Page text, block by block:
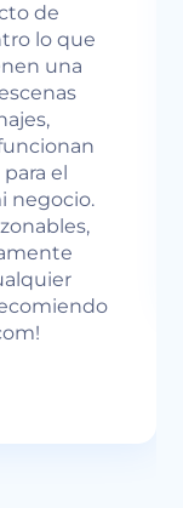
y llamativas
de que un
son mucho
imágenes.
de
decirle
tipo de
ROI.